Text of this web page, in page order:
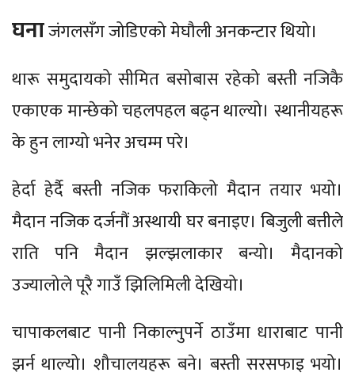
घनाजंगलसँग जोडिएको मेघौली अनकन्टार थियो।
थारू समुदायको सीमित बसोबास रहेको बस्ती नजिकै
एकाएक मान्छेको चहलपहल बढ्न थाल्यो। स्थानीयहरू
के हुन लाग्यो भनेर अचम्म परे।
हेर्दा हेर्दै बस्ती नजिक फराकिलो मैदान तयार भयो।
मैदान नजिक दर्जनौं अस्थायी घर बनाइए। बिजुली बत्तीले
राति पनि मैदान झल्झलाकार बन्यो। मैदानको
उज्यालोले पूरै गाउँ झिलिमिली देखियो।
चापाकलबाट पानी निकाल्नुपर्ने ठाउँमा धाराबाट पानी
झर्न थाल्यो। शौचालयहरू बने। बस्ती सरसफाइ भयो।